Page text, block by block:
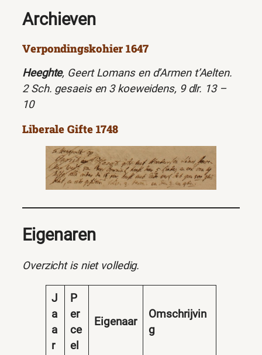
Archieven
Verpondingskohier 1647
Heeghte, Geert Lomans en d’Armen t’Aelten.
2 Sch. gesaeis en 3 koeweidens, 9 dlr. 13 –
10
Liberale Gifte 1748
Eigenaren
Overzicht is niet volledig.
J
a
a
r
P
er
ce
el
Eigenaar
Omschrijvin
g